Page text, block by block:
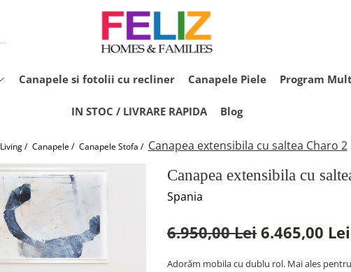
Canapele si fotolii cu recliner Canapele Piele Program
IN STOC / LIVRARE RAPIDA Blog
Living / Canapele / Canapele Stofa / Canapea extensibila cu saltea Charo 2
Canapea extensibila cu
Spania
6.950,00 Lei 6.465,00 Lei
Adorăm mobila cu dublu rol. Mai ales